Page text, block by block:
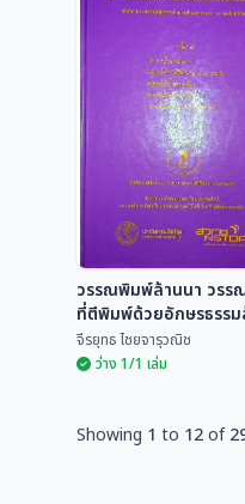
วรรณพิมพ์ล้านนา
วรรณกรรมที่ตีพิมพ์ด้
อักษรธรรมล้านนา 60
จีรยุทธ ไชยจารุวณิช
วรรณพิมพ์ล้านนา วรร
ที่ตีพิมพ์ด้วยอักษรธรรม
60 เล่ม
จีรยุทธ ไชยจารุวณิช
ว่าง 1/1 เล่ม
Showing 1 to 12 of